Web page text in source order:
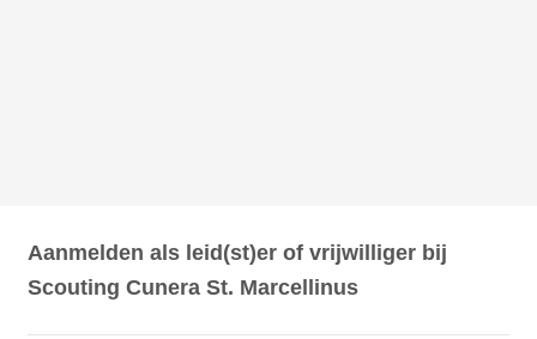
Aanmelden als leid(st)er of vrijwilliger bij
Scouting Cunera St. Marcellinus